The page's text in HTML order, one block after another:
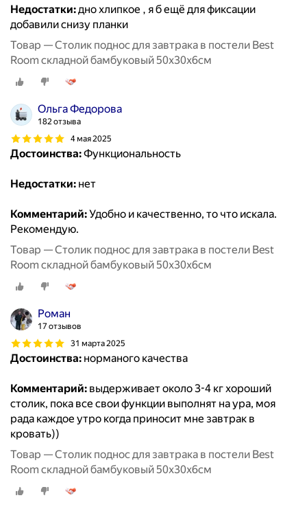
Недостатки:дно хлипкое , я б ещё для фиксации
добавили снизу планки
Товар — Столик поднос для завтрака в постели Best
Room складной бамбуковый 50x30x6см
Ольга Федорова
182 отзыва
4 мая 2025
Достоинства:Функциональность
Недостатки: нет
Комментарий:Удобно и качественно, то что искала.
Рекомендую.
Товар — Столик поднос для завтрака в постели Best
Room складной бамбуковый 50x30x6см
Роман
17 отзывов
31 марта 2025
Достоинства: норманого качества
Комментарий: выдерживает около 3-4 кг хороший
столик, пока все свои функции выполнят на ура, моя
рада каждое утро когда приносит мне завтрак в
кровать))
Товар — Столик поднос для завтрака в постели Best
Room складной бамбуковый 50x30x6см